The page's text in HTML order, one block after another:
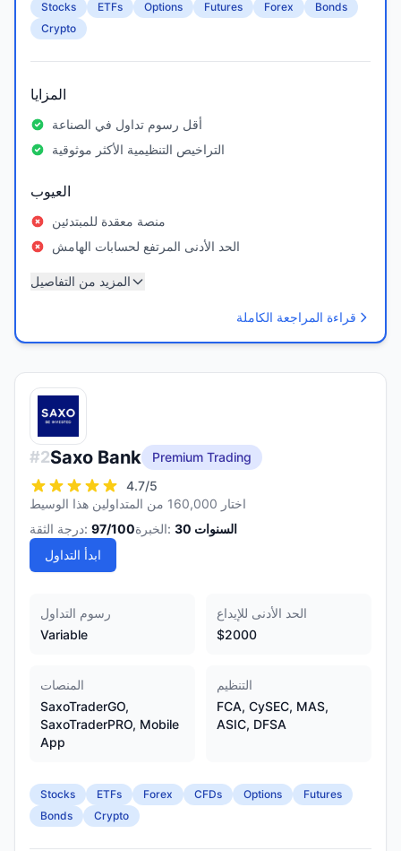
Stocks ETFs Options Futures Forex
Bonds
Crypto
المزايا
أقل رسوم تداول في الصناعة
التراخيص التنظيمية الأكثر موثوقية
العيوب
منصة معقدة للمبتدئين
الحد الأدنى المرتفع لحسابات الهامش
المزيد من التفاصيل
قراءة المراجعة الكاملة
#2Saxo Bank
Premium Trading
4.7/5
اختار 160,000 من المتداولين هذا الوسيط
درجة الثقة: 97/100 الخبرة: 30 السنوات
ابدأ التداول
رسوم التداول
Variable
الحد الأدنى للإيداع
$2000
المنصات
SaxoTraderGO,
SaxoTraderPRO, Mobile
App
التنظيم
FCA, CySEC, MAS,
ASIC, DFSA
Stocks ETFs Forex CFDs Options
Futures
Bonds
Crypto